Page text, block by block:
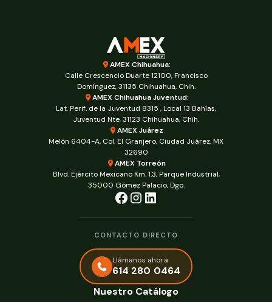
AMEX Chihuahua:
Calle Crescencio Duarte 12100, Francisco
Domínguez, 31135 Chihuahua, Chih.
AMEX Chihuahua Juventud:
Lat. Perif. de la Juventud 8315 , Local 13 Bahías,
Juventud Nte, 31123 Chihuahua, Chih.
AMEX Juárez
Melón 6404-A, Col. El Granjero, Ciudad Juárez, MX
32690
AMEX Torreón
Blvd. Ejército Mexicano Km. 1.3, Parque Industrial,
35000 Gómez Palacio, Dgo.
CONTACTO DIRECTO
Llámanos ahora
614 280 0464
Nuestro Catálogo